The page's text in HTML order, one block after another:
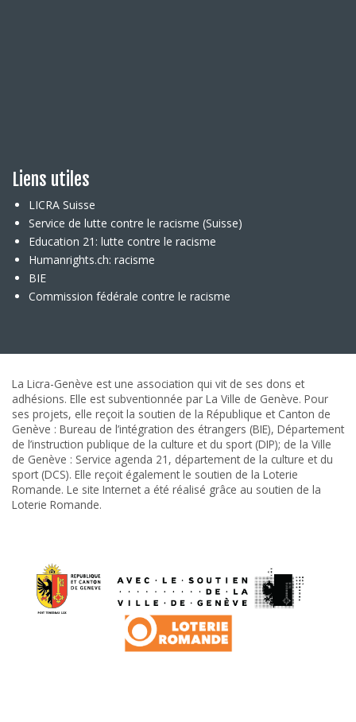
Liens utiles
LICRA Suisse
Service de lutte contre le racisme (Suisse)
Education 21: lutte contre le racisme
Humanrights.ch: racisme
BIE
Commission fédérale contre le racisme
La Licra-Genève est une association qui vit de ses dons et
adhésions. Elle est subventionnée par La Ville de Genève. Pour
ses projets, elle reçoit la soutien de la République et Canton de
Genève : Bureau de l’intégration des étrangers (BIE), Département
de l’instruction publique de la culture et du sport (DIP); de la Ville
de Genève : Service agenda 21, département de la culture et du
sport (DCS). Elle reçoit également le soutien de la Loterie
Romande. Le site Internet a été réalisé grâce au soutien de la
Loterie Romande.